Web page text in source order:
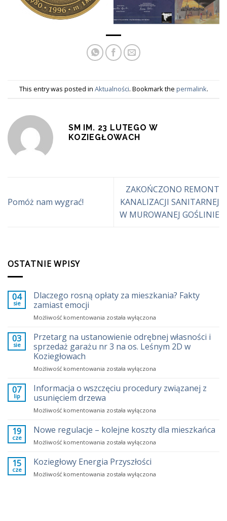
This entry was posted in Aktualności. Bookmark the permalink.
SM IM. 23 LUTEGO W
KOZIEGŁOWACH
Pomóż nam wygrać!
ZAKOŃCZONO REMONT
KANALIZACJI SANITARNEJ
W MUROWANEJ GOŚLINIE
OSTATNIE WPISY
04
sie
Dlaczego rosną opłaty za mieszkania? Fakty
zamiast emocji
Możliwość komentowania Dlaczego
opłaty
za
mieszkania?
zamiast
została wyłączona
03
sie
Przetarg na ustanowienie odrębnej własności i
sprzedaż garażu nr 3 na os. Leśnym 2D w
Koziegłowach
Możliwość komentowania Przetarg
ustanowienie
odrębnej
i
garażu
3
os.
Leśnym
została wyłączona
07
lip
Informacja o wszczęciu procedury związanej z
usunięciem drzewa
Możliwość komentowania Informacja
wszczęciu
procedury
związanej
usunięciem
została wyłączona
19
cze
Nowe regulacje – kolejne koszty dla mieszkańca
Możliwość komentowania Nowe
–
kolejne
koszty
została wyłączona
15
cze
Koziegłowy Energia Przyszłości
Możliwość komentowania Koziegłowy
została wyłączona